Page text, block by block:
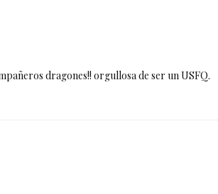
dragones!! orgullosa de ser un USFQ.